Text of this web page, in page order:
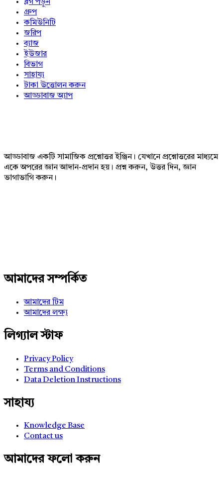
ব্লগ পড়ুন
গ্রুপ
কমিউনিটি
জরিপ
ব্যাজ
ইউজার
বিভাগ
সাহায্য
টাকা উত্তোলন করুন
আড্ডাবাজ অ্যাপ
আড্ডাবাজ একটি সামাজিক প্রশ্নোত্তর ইঞ্জিন। যেখানে প্রশ্নোত্তরের মাধ্যমে
একে অপরের জ্ঞান আদান-প্রদান হয়। প্রশ্ন করুন, উত্তর দিন, জ্ঞান
ভাগাভাগি করুন।
আমাদের সম্পর্কিত
আমাদের টিম
আমাদের লক্ষ্য
লিগ্যাল স্টাফ
Privacy Policy
Terms and Conditions
Data Deletion Instructions
সাহায্য
Knowledge Base
Contact us
আমাদের ফলো করুন